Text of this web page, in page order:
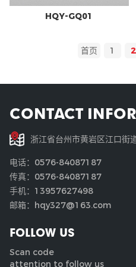
HQY-GQ01
首页 1 2
CONTACT
浙江省台州市黄岩区江口街
电话：0576-84087187
传真：0576-84087187
手机：13957627498
邮箱：hqy327@163.com
FOLLOW US
Scan code
attention to follow us